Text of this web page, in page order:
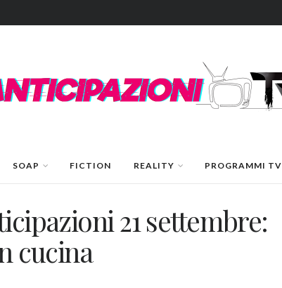
SOAP FICTION REALITY PROGRAMMI TV
21 settembre:
cucina